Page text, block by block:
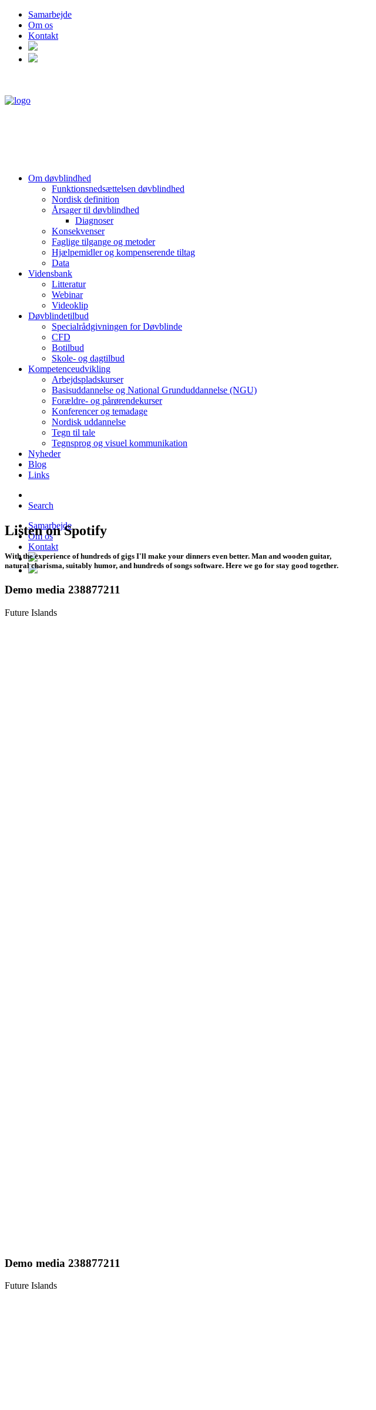
Samarbejde
Om os
Kontakt
Om døvblindhed
Funktionsnedsættelsen døvblindhed
Nordisk definition
Årsager til døvblindhed
Diagnoser
Konsekvenser
Faglige tilgange og metoder
Hjælpemidler og kompenserende tiltag
Data
Vidensbank
Litteratur
Webinar
Videoklip
Døvblindetilbud
Specialrådgivningen for Døvblinde
CFD
Botilbud
Skole- og dagtilbud
Kompetenceudvikling
Arbejdspladskurser
Basisuddannelse og National Grunduddannelse (NGU)
Forældre- og pårørendekurser
Konferencer og temadage
Nordisk uddannelse
Tegn til tale
Tegnsprog og visuel kommunikation
Nyheder
Blog
Links
Search
Samarbejde
Om os
Kontakt
Listen on Spotify
With the experience of hundreds of gigs I'll make your dinners even better. Man and wooden guitar,
natural charisma, suitably humor, and hundreds of songs software. Here we go for stay good together.
Demo media 238877211
Future Islands
Demo media 238877211
Future Islands